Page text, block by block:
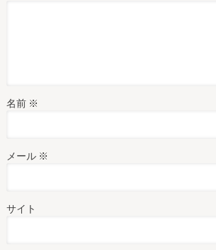
名前 ※
メール ※
サイト